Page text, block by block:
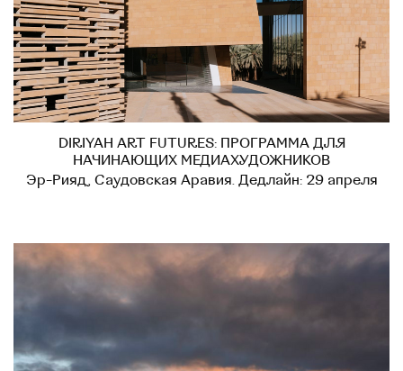
DIRIYAH ART FUTURES: ПРОГРАММА ДЛЯ
НАЧИНАЮЩИХ МЕДИАХУДОЖНИКОВ
Эр-Рияд, Саудовская Аравия. Дедлайн: 29 апреля